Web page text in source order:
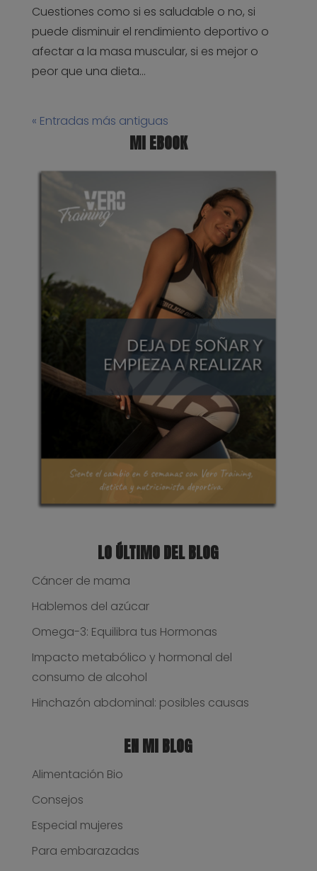
Cuestiones como si es saludable o no, si
puede disminuir el rendimiento deportivo o
afectar a la masa muscular, si es mejor o
peor que una dieta...
« Entradas más antiguas
MI EBOOK
LO ÚLTIMO DEL BLOG
Cáncer de mama
Hablemos del azúcar
Omega-3: Equilibra tus Hormonas
Impacto metabólico y hormonal del
consumo de alcohol
Hinchazón abdominal: posibles causas
EN MI BLOG
Alimentación Bio
Consejos
Especial mujeres
Para embarazadas